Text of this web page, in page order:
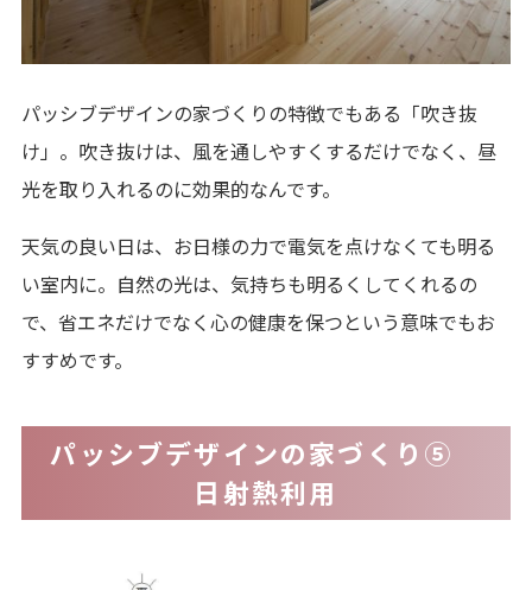
パッシブデザインの家づくりの特徴でもある「吹き抜
け」。吹き抜けは、風を通しやすくするだけでなく、昼
光を取り入れるのに効果的なんです。
天気の良い日は、お日様の力で電気を点けなくても明る
い室内に。自然の光は、気持ちも明るくしてくれるの
で、省エネだけでなく心の健康を保つという意味でもお
すすめです。
パッシブデザインの家づくり⑤
日射熱利用